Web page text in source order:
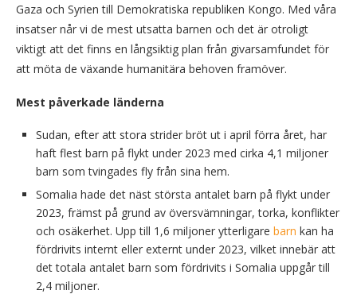
Gaza och Syrien till Demokratiska republiken Kongo. Med våra
insatser når vi de mest utsatta barnen och det är otroligt
viktigt att det finns en långsiktig plan från givarsamfundet för
att möta de växande humanitära behoven framöver.
Mest påverkade länderna
Sudan, efter att stora strider bröt ut i april förra året, har
haft flest barn på flykt under 2023 med cirka 4,1 miljoner
barn som tvingades fly från sina hem.
Somalia hade det näst största antalet barn på flykt under
2023, främst på grund av översvämningar, torka, konflikter
och osäkerhet. Upp till 1,6 miljoner ytterligare barn kan ha
fördrivits internt eller externt under 2023, vilket innebär att
det totala antalet barn som fördrivits i Somalia uppgår till
2,4 miljoner.